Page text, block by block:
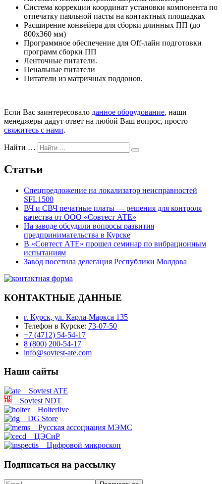
Система коррекции координат установки компонента по
отпечатку паяльной пасты на контактных площадках
Расширение конвейера для сборки длинных ПП (до
800х360 мм)
Программное обеспечение для Off-лайн подготовки
программ сборки ПП
Ленточные питатели.
Пенальные питатели
Питатели из матричных поддонов.
Если Вас заинтересовало данное оборудование, наши
менеджеры дадут ответ на любой Ваш вопрос, просто
свяжитесь с нами.
Найти …
Статьи
Спецпредложение на локализатор неисправностей
SFL1500
ВЧ и СВЧ печатные платы — решения для контроля
качества от ООО «Совтест АТЕ»
На заводе обсудили вопросы развития
предпринимательства в Курске
В «Совтест АТЕ» прошел семинар по вибрационным
испытаниям
Завод посетила делегация Республики Молдова
КОНТАКТНЫЕ ДАННЫЕ
г. Курск, ул. Карла-Маркса 135
Телефон в Курске: 73-07-50
+7 (4712) 54-54-17
8 (800) 200-54-17
info@sovtest-ate.com
Наши сайты
Sovtest ATE
Sovtest NDT
Holterlive
DG Store
Русская ассоциация МЭМС
ЦЭСиР
Цифровой микроскоп
Подписаться на рассылку